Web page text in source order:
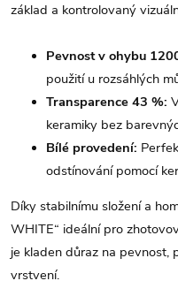
základ a kontrolovaný
Pevnost v ohybu
použití u rozsáhlých
Transparence 43 %:
keramiky bez
Bílé provedení:
odstínování pomocí
Díky stabilnímu složení a
WHITE“ ideální pro
je kladen důraz na pevnost,
vrstvení.